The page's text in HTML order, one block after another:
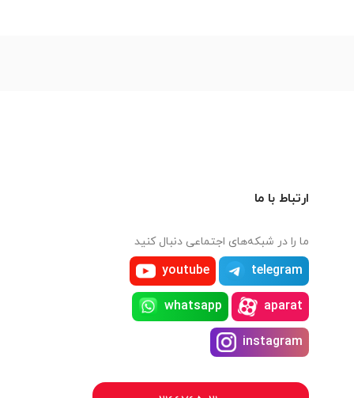
ارتباط با ما
ما را در شبکه‌های اجتماعی دنبال کنید
telegram
youtube
aparat
whatsapp
instagram